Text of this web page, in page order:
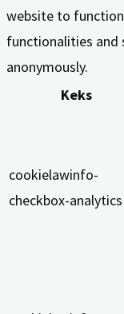
website to function
functionalities and
anonymously.
Keks
cookielawinfo-
checkbox-analytics